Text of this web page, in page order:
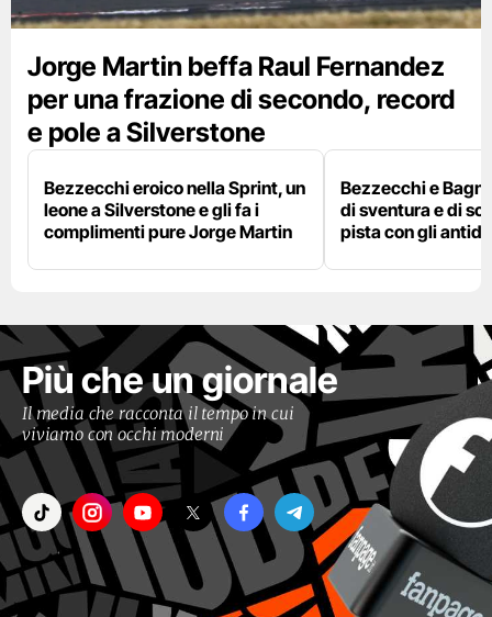
Jorge Martin beffa Raul Fernandez
per una frazione di secondo, record
e pole a Silverstone
Bezzecchi eroico nella Sprint, un
leone a Silverstone e gli fa i
complimenti pure Jorge Martin
Bezzecchi e
di sventura e di
pista con gli
Più che un giornale
Il media che racconta il tempo in cui
viviamo con occhi moderni